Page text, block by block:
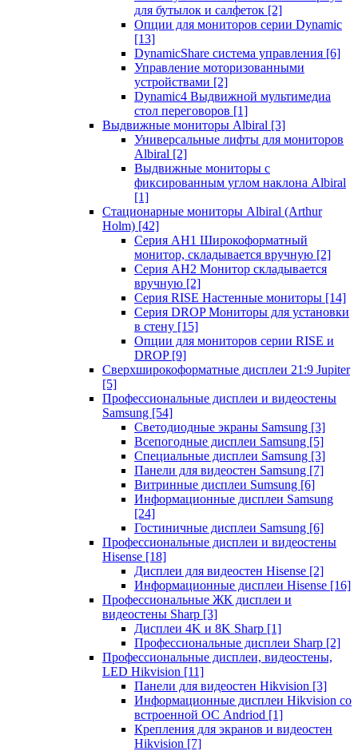
для бутылок и салфеток [2]
Опции для мониторов серии Dynamic
[13]
DynamicShare система управления [6]
Управление моторизованными
устройствами [2]
Dynamic4 Выдвижной мультимедиа
стол переговоров [1]
Выдвижные мониторы Albiral [3]
Универсальные лифты для мониторов
Albiral [2]
Выдвижные мониторы с
фиксированным углом наклона Albiral
[1]
Стационарные мониторы Albiral (Arthur
Holm) [42]
Серия AH1 Широкоформатный
монитор, складывается вручную [2]
Серия AH2 Монитор складывается
вручную [2]
Серия RISE Настенные мониторы [14]
Серия DROP Мониторы для установки
в стену [15]
Опции для мониторов серии RISE и
DROP [9]
Сверхширокоформатные дисплеи 21:9 Jupiter
[5]
Профессиональные дисплеи и видеостены
Samsung [54]
Светодиодные экраны Samsung [3]
Всепогодные дисплеи Samsung [5]
Специальные дисплеи Samsung [3]
Панели для видеостен Samsung [7]
Витринные дисплеи Sumsung [6]
Информационные дисплеи Samsung
[24]
Гостиничные дисплеи Samsung [6]
Профессиональные дисплеи и видеостены
Hisense [18]
Дисплеи для видеостен Hisense [2]
Информационные дисплеи Hisense [16]
Профессиональные ЖК дисплеи и
видеостены Sharp [3]
Дисплеи 4K и 8K Sharp [1]
Профессиональные дисплеи Sharp [2]
Профессиональные дисплеи, видеостены,
LED Hikvision [11]
Панели для видеостен Hikvision [3]
Информационные дисплеи Hikvision со
встроенной ОС Andriod [1]
Крепления для экранов и видеостен
Hikvision [7]